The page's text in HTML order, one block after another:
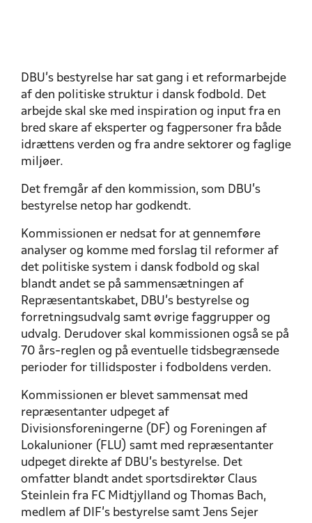
DBU’s bestyrelse har sat gang i et reformarbejde
af den politiske struktur i dansk fodbold. Det
arbejde skal ske med inspiration og input fra en
bred skare af eksperter og fagpersoner fra både
idrættens verden og fra andre sektorer og faglige
miljøer.
Det fremgår af den kommission, som DBU’s
bestyrelse netop har godkendt.
Kommissionen er nedsat for at gennemføre
analyser og komme med forslag til reformer af
det politiske system i dansk fodbold og skal
blandt andet se på sammensætningen af
Repræsentantskabet, DBU’s bestyrelse og
forretningsudvalg samt øvrige faggrupper og
udvalg. Derudover skal kommissionen også se på
70 års-reglen og på eventuelle tidsbegrænsede
perioder for tillidsposter i fodboldens verden.
Kommissionen er blevet sammensat med
repræsentanter udpeget af
Divisionsforeningerne (DF) og Foreningen af
Lokalunioner (FLU) samt med repræsentanter
udpeget direkte af DBU’s bestyrelse. Det
omfatter blandt andet sportsdirektør Claus
Steinlein fra FC Midtjylland og Thomas Bach,
medlem af DIF’s bestyrelse samt Jens Sejer